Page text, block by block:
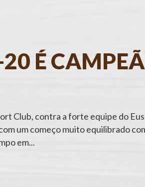
20 É
Club, contra a forte equipe do
um começo muito equilibrado
em...